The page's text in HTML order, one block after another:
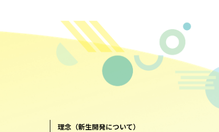
理念（新生開発について）